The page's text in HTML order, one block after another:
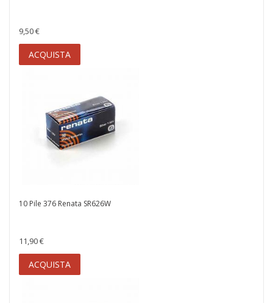
9,50 €
ACQUISTA
10 Pile 376 Renata SR626W
11,90 €
ACQUISTA